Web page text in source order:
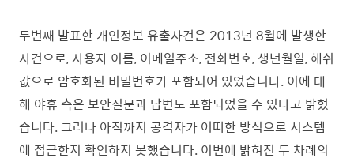
두번째 발표한 개인정보 유출사건은 2013년 8월에 발생한
사건으로, 사용자 이름, 이메일주소, 전화번호, 생년월일, 해쉬
값으로 암호화된 비밀번호가 포함되어 있었습니다. 이에 대
해 야휴 측은 보안질문과 답변도 포함되었을 수 있다고 밝혔
습니다. 그러나 아직까지 공격자가 어떠한 방식으로 시스템
에 접근한지 확인하지 못했습니다. 이번에 밝혀진 두 차례의